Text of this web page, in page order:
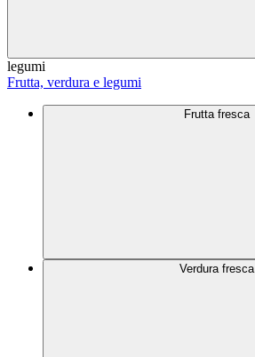
legumi
Frutta, verdura e legumi
Frutta fresca
Verdura fresca